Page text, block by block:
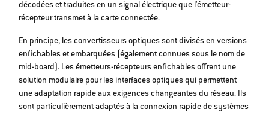
décodées et traduites en un signal électrique que l'émetteur-
récepteur transmet à la carte connectée.
En principe, les convertisseurs optiques sont divisés en versions
enfichables et embarquées (également connues sous le nom de
mid-board). Les émetteurs-récepteurs enfichables offrent une
solution modulaire pour les interfaces optiques qui permettent
une adaptation rapide aux exigences changeantes du réseau. Ils
sont particulièrement adaptés à la connexion rapide de systèmes